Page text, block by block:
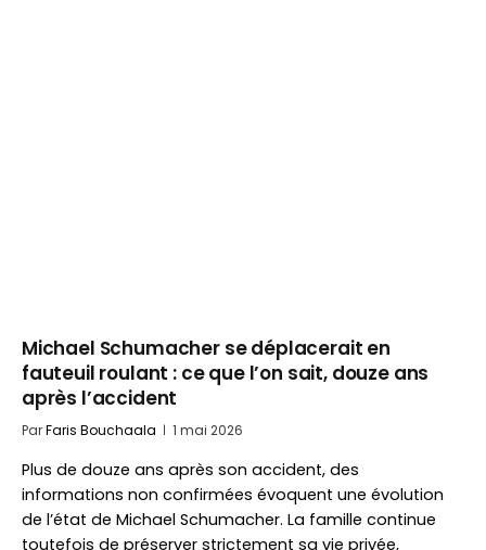
Michael Schumacher se déplacerait en
fauteuil roulant : ce que l’on sait, douze ans
après l’accident
ParFaris Bouchaala 1 mai 2026
Plus de douze ans après son accident, des
informations non confirmées évoquent une évolution
de l’état de Michael Schumacher. La famille continue
toutefois de préserver strictement sa vie privée,